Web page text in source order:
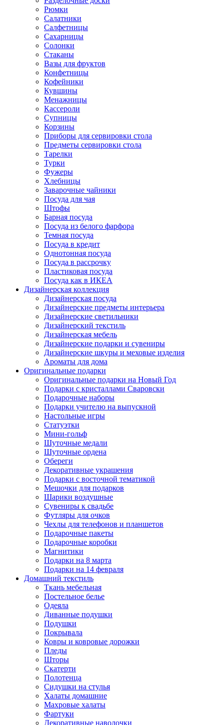
Рюмки
Салатники
Салфетницы
Сахарницы
Солонки
Стаканы
Вазы для фруктов
Конфетницы
Кофейники
Кувшины
Менажницы
Кассероли
Супницы
Корзины
Приборы для сервировки стола
Предметы сервировки стола
Тарелки
Турки
Фужеры
Хлебницы
Заварочные чайники
Посуда для чая
Штофы
Барная посуда
Посуда из белого фарфора
Темная посуда
Посуда в кредит
Однотонная посуда
Посуда в рассрочку
Пластиковая посуда
Посуда как в ИКЕА
Дизайнерская коллекция
Дизайнерская посуда
Дизайнерские предметы интерьера
Дизайнерские светильники
Дизайнерский текстиль
Дизайнерская мебель
Дизайнерские подарки и сувениры
Дизайнерские шкуры и меховые изделия
Ароматы для дома
Оригинальные подарки
Оригинальные подарки на Новый Год
Подарки с кристаллами Сваровски
Подарочные наборы
Подарки учителю на выпускной
Настольные игры
Статуэтки
Мини-гольф
Шуточные медали
Шуточные ордена
Обереги
Декоративные украшения
Подарки с восточной тематикой
Мешочки для подарков
Шарики воздушные
Сувениры к свадьбе
Футляры для очков
Чехлы для телефонов и планшетов
Подарочные пакеты
Подарочные коробки
Магнитики
Подарки на 8 марта
Подарки на 14 февраля
Домашний текстиль
Ткань мебельная
Постельное белье
Одеяла
Диванные подушки
Подушки
Покрывала
Ковры и ковровые дорожки
Пледы
Шторы
Скатерти
Полотенца
Сидушки на стулья
Халаты домашние
Махровые халаты
Фартуки
Декоративные наволочки